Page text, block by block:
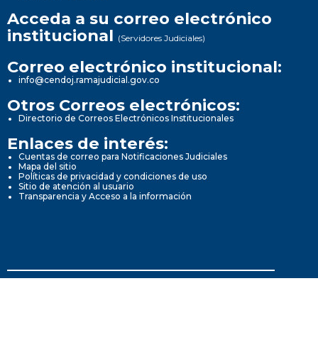
Acceda a su correo electrónico
institucional (Servidores Judiciales)
Correo electrónico institucional:
info@cendoj.ramajudicial.gov.co
Otros Correos electrónicos:
Directorio de Correos Electrónicos Institucionales
Enlaces de interés:
Cuentas de correo para Notificaciones Judiciales
Mapa del sitio
Políticas de privacidad y condiciones de uso
Sitio de atención al usuario
Transparencia y Acceso a la información